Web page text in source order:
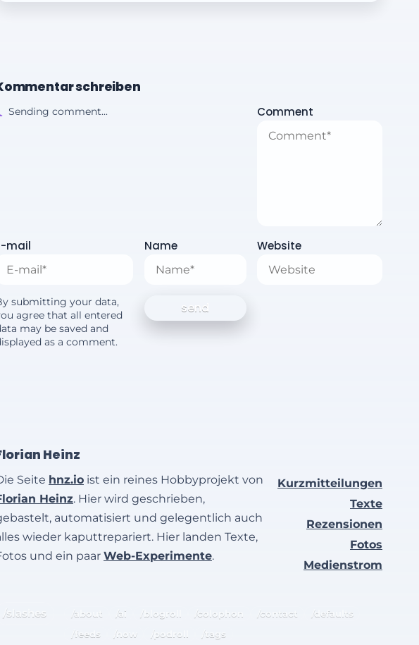
schreiben
Sending comment... Comment
mail Name Website
submitting your data,
agree that all entered
may be saved and
as a comment.
Heinz
Seite hnz.io ist ein reines Hobbyprojekt von
Heinz. Hier wird geschrieben,
automatisiert und gelegentlich auch
wieder kaputtrepariert. Hier landen Texte,
und ein paar Web-Experimente.
Kurzmitteilungen
Texte
Rezensionen
Fotos
Medienstrom
/slashes /about /ai /blogroll /colophon /contact
/defaults
/feeds
/now /podroll /tags